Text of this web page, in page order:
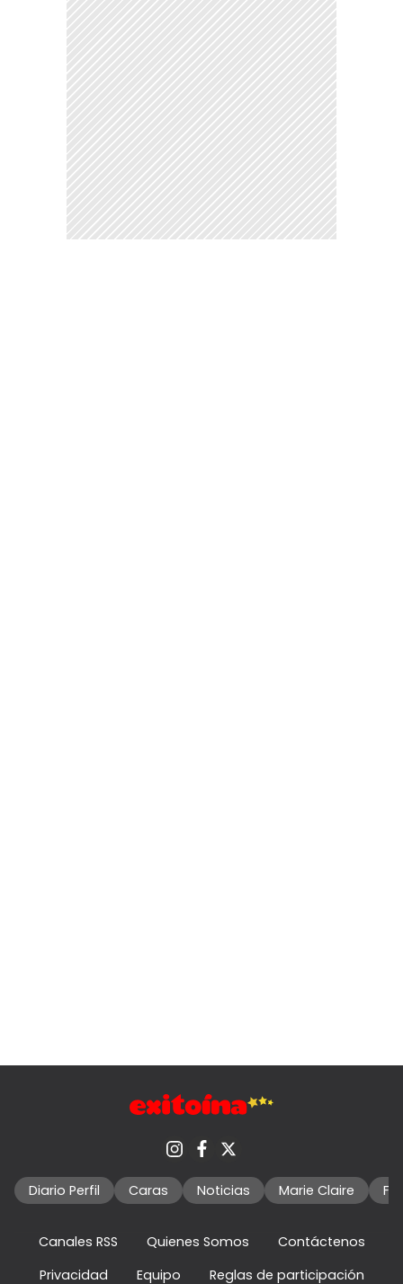
Diario Perfil Caras Noticias Marie Claire
Canales RSS Quienes Somos
Contáctenos
Privacidad
Equipo Reglas de participación